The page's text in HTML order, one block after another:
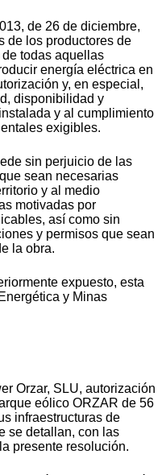
de 26 de diciembre,
de los productores de
todas aquellas
energía eléctrica en
y, en especial,
disponibilidad y
y al cumplimiento
exigibles.
sin perjuicio de las
sean necesarias
y al medio
motivadas por
así como sin
y permisos que sean
la obra.
expuesto, esta
y Minas
Orzar, SLU, autorización
eólico ORZAR de 56
infraestructuras de
se detallan, con las
presente resolución.